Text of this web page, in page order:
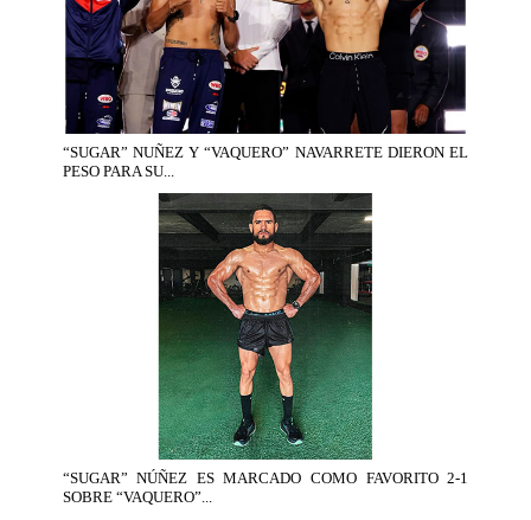
“SUGAR” NUÑEZ Y “VAQUERO” NAVARRETE DIERON EL
PESO PARA SU...
“SUGAR” NÚÑEZ ES MARCADO COMO FAVORITO 2-1
SOBRE “VAQUERO”...